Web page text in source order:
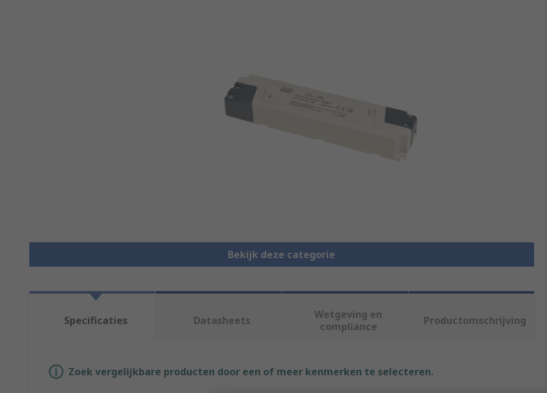
Bekijk deze categorie
Specificaties Datasheets
Wetgeving en
compliance
Productomschrijving
Zoek vergelijkbare producten door een of meer kenmerken te selecteren.